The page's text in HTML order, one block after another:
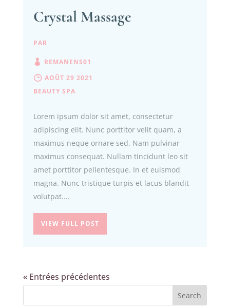
Crystal Massage
PAR
REMANENS01
AOÛT 29 2021
BEAUTY SPA
Lorem ipsum dolor sit amet, consectetur
adipiscing elit. Nunc porttitor velit quam, a
maximus neque ornare sed. Nam pulvinar
maximus consequat. Nullam tincidunt leo sit
amet porttitor pellentesque. In et euismod
magna. Nunc tristique turpis et lacus blandit
volutpat....
VIEW FULL POST
« Entrées précédentes
Search